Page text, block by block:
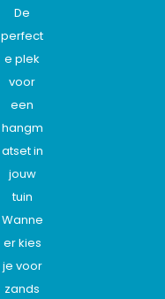
De
perfect
e plek
voor
een
hangm
atset in
jouw
tuin
Wanne
er kies
je voor
zands